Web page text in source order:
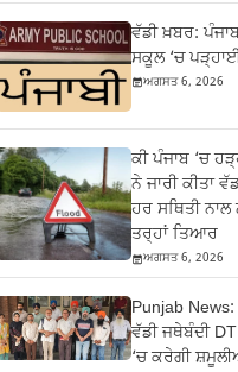
ਵੱਡੀ ਖ਼ਬਰ:
ਸਕੂਲ ‘ਚ ਪੜ੍ਹਾਈ
ਅਗਸਤ 6, 2026
ਕੀ ਪੰਜਾਬ ‘ਚ
ਨੇ ਜਾਰੀ ਕੀਤਾ
ਹਰ ਸਥਿਤੀ
ਤਰ੍ਹਾਂ ਤਿਆਰ
ਅਗਸਤ 6, 2026
Punjab
ਵੱਡੀ ਜਥੇਬੰਦੀ
‘ਚ ਕਰੇਗੀ